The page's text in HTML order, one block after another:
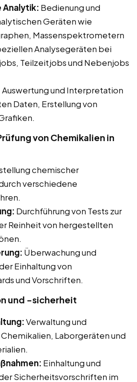
Analytik: Bedienung und
Geräten wie
Massenspektrometern
Analysegeräten bei
Teilzeitjobs und Nebenjobs
Auswertung und Interpretation
Daten, Erstellung von
von Chemikalien in
chemischer
verschiedene
Durchführung von Tests zur
Reinheit von hergestellten
Überwachung und
Einhaltung von
und Vorschriften.
und -sicherheit
Verwaltung und
Laborgeräten und
Einhaltung und
Sicherheitsvorschriften im